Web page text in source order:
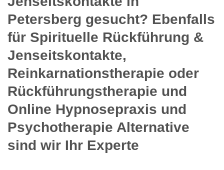
Petersberg gesucht? Ebenfalls
für Spirituelle Rückführung &
Jenseitskontakte,
Reinkarnationstherapie oder
Rückführungstherapie und
Online Hypnosepraxis und
Psychotherapie Alternative
sind wir Ihr Experte